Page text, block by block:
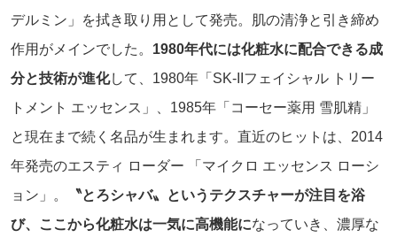
デルミン」を拭き取り用として発売。肌の清浄と引き締め
作用がメインでした。 1980年代には化粧水に配合できる成
分と技術が進化して、1980年「SK-IIフェイシャル トリー
トメント エッセンス」、1985年「コーセー薬用 雪肌精」
と現在まで続く名品が生まれます。直近のヒットは、2014
年発売のエスティ ローダー 「マイクロ エッセンス ローシ
ョン」。
〝とろシャバ〟というテクスチャーが注目を浴
び、ここから化粧水は一気に高機能になっていき、濃厚な